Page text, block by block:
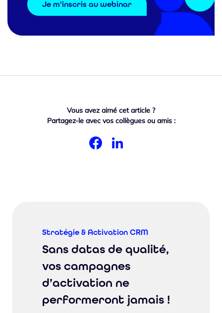
Je m'inscris au webinar
Vous avez aimé cet article ?
Partagez-le avec vos collègues ou amis :
Stratégie & Activation CRM
Sans datas de qualité,
vos campagnes
d’activation ne
performeront jamais !